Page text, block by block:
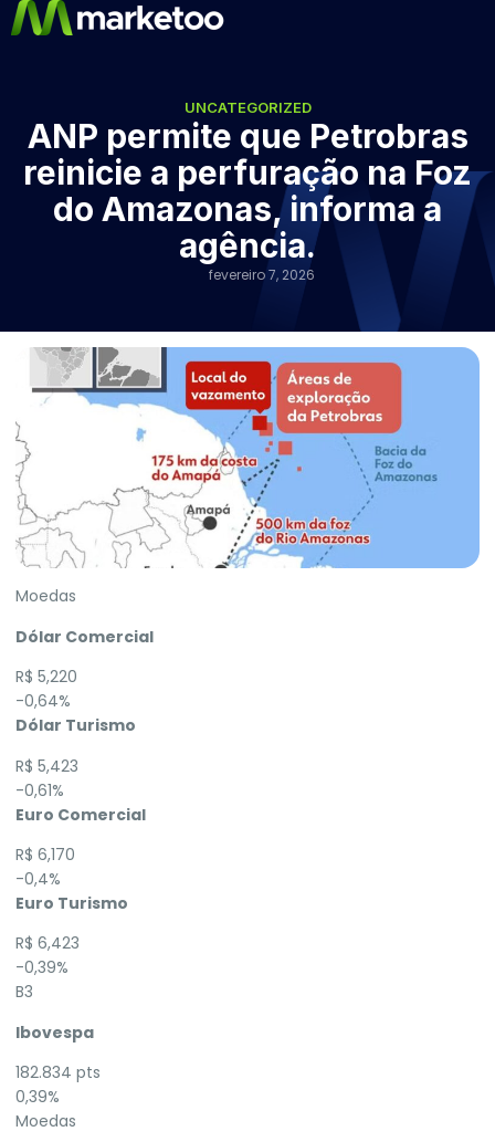
UNCATEGORIZED
ANP permite que Petrobras
reinicie a perfuração na Foz
do Amazonas, informa a
agência.
fevereiro 7, 2026
Moedas
Dólar Comercial
R$ 5,220
-0,64%
Dólar Turismo
R$ 5,423
-0,61%
Euro Comercial
R$ 6,170
-0,4%
Euro Turismo
R$ 6,423
-0,39%
B3
Ibovespa
182.834 pts
0,39%
Moedas